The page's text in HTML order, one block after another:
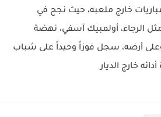
خارج ملعبه، حيث نجح في
الرجاء، أولمبيك آسفي، نهضة
وعلى أرضه، سجل فوزاً وحيداً على شباب
خارج الديار